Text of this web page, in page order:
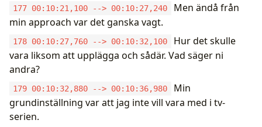
177 00:10:21,100 --> 00:10:27,240
Men ändå från
min approach var det ganska vagt.
178 00:10:27,760 --> 00:10:32,100
Hur det skulle
vara liksom att upplägga och sådär. Vad säger ni
andra?
179 00:10:32,880 --> 00:10:36,980
Min
grundinställning var att jag inte vill vara med i tv-
serien.